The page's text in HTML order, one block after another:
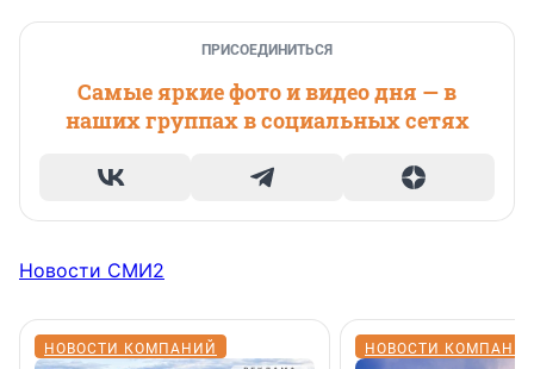
ПРИСОЕДИНИТЬСЯ
Самые яркие фото и видео дня — в
наших группах в социальных сетях
Новости СМИ2
НОВОСТИ КОМПАНИЙ НОВОСТИ